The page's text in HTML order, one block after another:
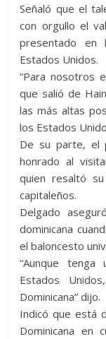
Señaló que el
con orgullo el
presentado en
Estados Unidos.
“Para nosotros
que salió de
las más altas
los Estados
De su parte, el
honrado al
quien resaltó
capitaleños.
Delgado
dominicana
el baloncesto
“Aunque
Estados
Dominicana” dijo.
Indicó que está
Dominicana en